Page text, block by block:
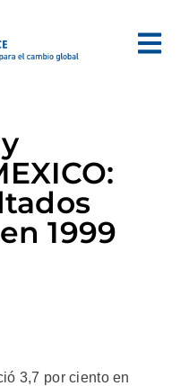
1999
3,7 por ciento en